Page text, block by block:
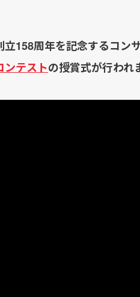
立158周年を記念するコン
ンテストの授賞式が行われ